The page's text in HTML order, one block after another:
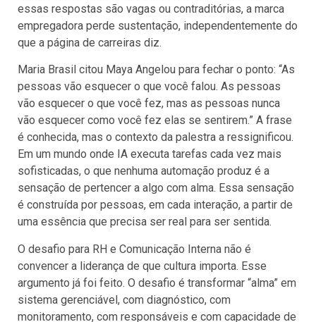
essas respostas são vagas ou contraditórias, a marca
empregadora perde sustentação, independentemente do
que a página de carreiras diz.
Maria Brasil citou Maya Angelou para fechar o ponto: “As
pessoas vão esquecer o que você falou. As pessoas
vão esquecer o que você fez, mas as pessoas nunca
vão esquecer como você fez elas se sentirem.” A frase
é conhecida, mas o contexto da palestra a ressignificou.
Em um mundo onde IA executa tarefas cada vez mais
sofisticadas, o que nenhuma automação produz é a
sensação de pertencer a algo com alma. Essa sensação
é construída por pessoas, em cada interação, a partir de
uma essência que precisa ser real para ser sentida.
O desafio para RH e Comunicação Interna não é
convencer a liderança de que cultura importa. Esse
argumento já foi feito. O desafio é transformar “alma” em
sistema gerenciável, com diagnóstico, com
monitoramento, com responsáveis e com capacidade de